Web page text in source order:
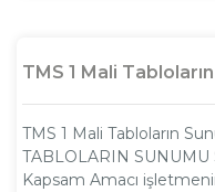
TMS 1 Mali
TMS 1 Mali Tabloların
TABLOLARIN
Kapsam Amacı